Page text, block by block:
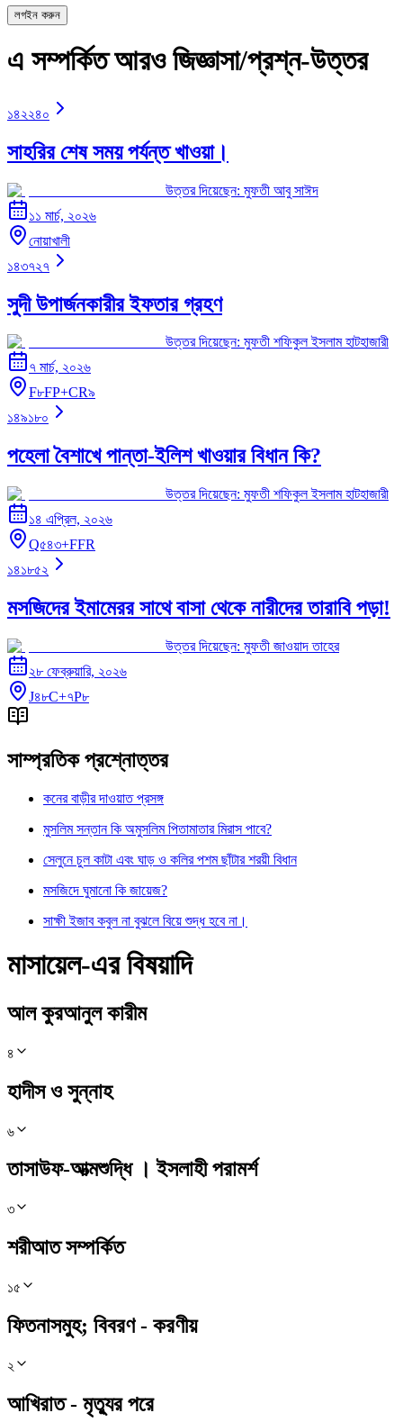
লগইন করুন
এ সম্পর্কিত আরও জিজ্ঞাসা/প্রশ্ন-উত্তর
১৪২২৪০
সাহরির শেষ সময় পর্যন্ত খাওয়া।
উত্তর দিয়েছেন: মুফতী আবু সাঈদ
১১ মার্চ, ২০২৬
নোয়াখালী
১৪৩৭২৭
সুদী উপার্জনকারীর ইফতার গ্রহণ
উত্তর দিয়েছেন: মুফতী শফিকুল ইসলাম হাটহাজারী
৭ মার্চ, ২০২৬
F৮FP+CR৯
১৪৯১৮০
পহেলা বৈশাখে পান্তা-ইলিশ খাওয়ার বিধান কি?
উত্তর দিয়েছেন: মুফতী শফিকুল ইসলাম হাটহাজারী
১৪ এপ্রিল, ২০২৬
Q৫৪৩+FFR
১৪১৮৫২
মসজিদের ইমামেরর সাথে বাসা থেকে নারীদের তারাবি পড়া!
উত্তর দিয়েছেন: মুফতী জাওয়াদ তাহের
২৮ ফেব্রুয়ারি, ২০২৬
J৪৮C+৭P৮
সাম্প্রতিক প্রশ্নোত্তর
কনের বাড়ীর দাওয়াত প্রসঙ্গ
মুসলিম সন্তান কি অমুসলিম পিতামাতার মিরাস পাবে?
সেলুনে চুল কাটা এবং ঘাড় ও কলির পশম ছাঁটার শরয়ী বিধান
মসজিদে ঘুমানো কি জায়েজ?
সাক্ষী ইজাব কবুল না বুঝলে বিয়ে শুদ্ধ হবে না।
মাসায়েল-এর বিষয়াদি
আল কুরআনুল কারীম
৪
হাদীস ও সুন্নাহ
৬
তাসাউফ-আত্মশুদ্ধি । ইসলাহী পরামর্শ
৩
শরীআত সম্পর্কিত
১৫
ফিতনাসমুহ; বিবরণ - করণীয়
২
আখিরাত - মৃত্যুর পরে